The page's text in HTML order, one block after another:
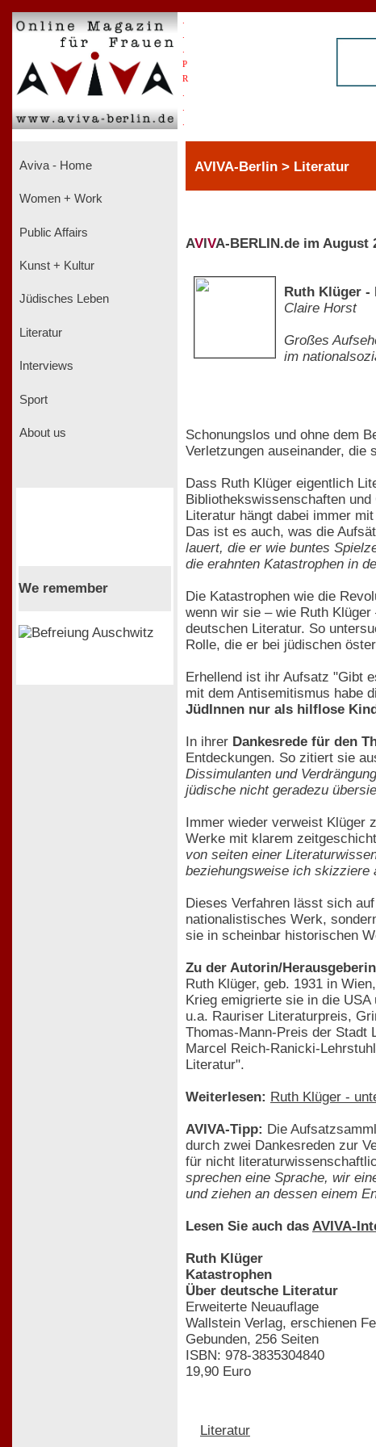
P
R
Aviva - Home
Women + Work
Public Affairs
Kunst + Kultur
Jüdisches Leben
Literatur
Interviews
Sport
About us
We remember
AVIVA-Berlin > Literatur
AV VA-BERLIN.de im August
Ruth Klüger -
Claire Horst
Großes
im
Schonungslos und ohne dem
Verletzungen auseinander, die
Dass Ruth Klüger eigentlich
Bibliothekswissenschaften
Literatur hängt dabei immer
Das ist es auch, was die
lauert, die er wie buntes
die erahnten Katastrophen in
Die Katastrophen wie die
wenn wir sie – wie Ruth
deutschen Literatur. So
Rolle, die er bei jüdischen
Erhellend ist ihr Aufsatz "Gibt
mit dem Antisemitismus habe
JüdInnen nur als hilflose
In ihrer Dankesrede für den
Entdeckungen. So zitiert sie
Dissimulanten und
jüdische nicht geradezu
Immer wieder verweist Klüger
Werke mit klarem
von seiten einer
beziehungsweise ich skizziere
Dieses Verfahren lässt sich
nationalistisches Werk,
sie in scheinbar historischen
Zu der Autorin/
Ruth Klüger, geb. 1931 in
Krieg emigrierte sie in die
u.a. Rauriser Literaturpreis,
Thomas-Mann-Preis der Stadt
Marcel Reich-Ranicki-
Literatur".
Weiterlesen: Ruth Klüger -
AVIVA-Tipp: Die
durch zwei Dankesreden zur
für nicht
sprechen eine Sprache, wir
und ziehen an dessen einem
Lesen Sie auch das AVIVA-
Ruth Klüger
Katastrophen
Über deutsche Literatur
Erweiterte Neuauflage
Wallstein Verlag, erschienen
Gebunden, 256 Seiten
ISBN: 978-3835304840
19,90 Euro
Literatur